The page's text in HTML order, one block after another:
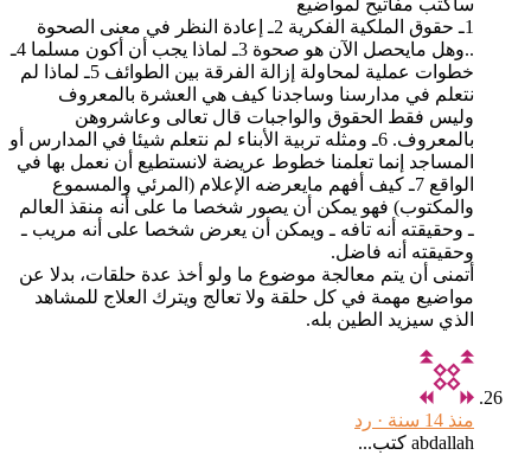
سأكتب مفاتيح لمواضيع
1ـ حقوق الملكية الفكرية 2ـ إعادة النظر في معنى الصحوة
..وهل مايحصل الآن هو صحوة 3ـ لماذا يجب أن أكون مسلما 4ـ
خطوات عملية لمحاولة إزالة الفرقة بين الطوائف 5ـ لماذا لم
نتعلم في مدارسنا وساجدنا كيف هي العشرة بالمعروف
وليس فقط الحقوق والواجبات قال تعالى وعاشروهن
بالمعروف. 6ـ ومثله تربية الأبناء لم نتعلم شيئا في المدارس أو
المساجد إنما تعلمنا خطوط عريضة لانستطيع أن نعمل بها في
الواقع 7ـ كيف أفهم مايعرضه الإعلام (المرئي والمسموع
والمكتوب) فهو يمكن أن يصور شخصا ما على أنه منقذ العالم
ـ وحقيقته أنه تافه ـ ويمكن أن يعرض شخصا على أنه مريب ـ
وحقيقته أنه فاضل.
أتمنى أن يتم معالجة موضوع ما ولو أخذ عدة حلقات، بدلا عن
مواضيع مهمة في كل حلقة ولا تعالج ويترك العلاج للمشاهد
الذي سيزيد الطين بله.
رد
abdallah كتب...